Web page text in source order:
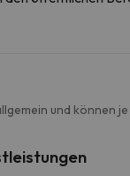
und können